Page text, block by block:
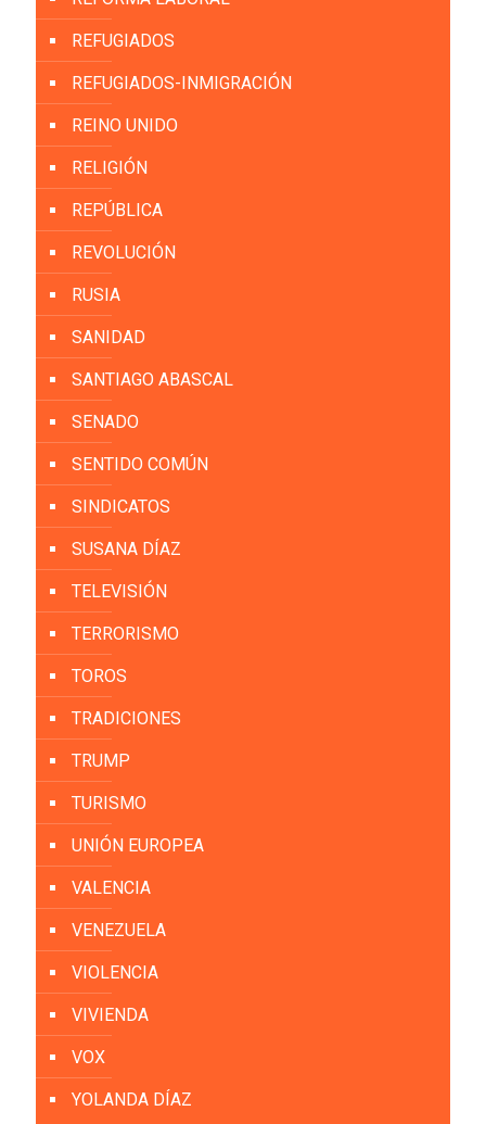
REFUGIADOS
REFUGIADOS-INMIGRACIÓN
REINO UNIDO
RELIGIÓN
REPÚBLICA
REVOLUCIÓN
RUSIA
SANIDAD
SANTIAGO ABASCAL
SENADO
SENTIDO COMÚN
SINDICATOS
SUSANA DÍAZ
TELEVISIÓN
TERRORISMO
TOROS
TRADICIONES
TRUMP
TURISMO
UNIÓN EUROPEA
VALENCIA
VENEZUELA
VIOLENCIA
VIVIENDA
VOX
YOLANDA DÍAZ